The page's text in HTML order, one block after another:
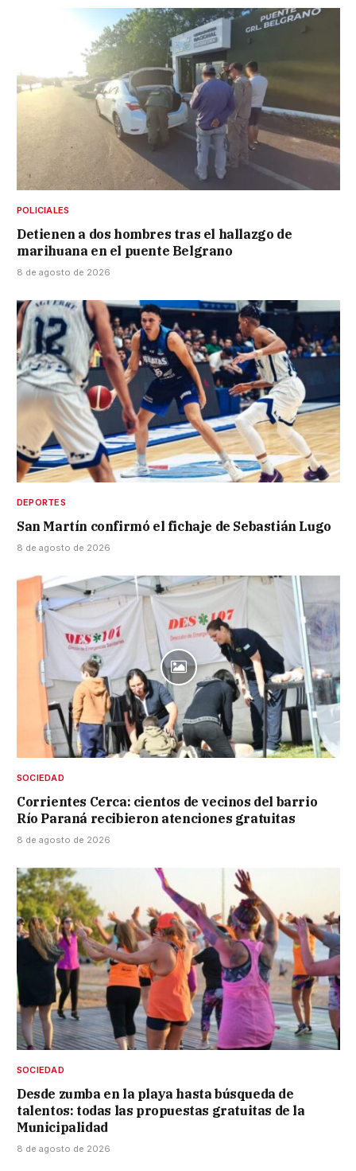
POLICIALES
Detienen a dos hombres tras el hallazgo de
marihuana en el puente Belgrano
8 de agosto de 2026
DEPORTES
San Martín confirmó el fichaje de Sebastián Lugo
8 de agosto de 2026
SOCIEDAD
Corrientes Cerca: cientos de vecinos del barrio
Río Paraná recibieron atenciones gratuitas
8 de agosto de 2026
SOCIEDAD
Desde zumba en la playa hasta búsqueda de
talentos: todas las propuestas gratuitas de la
Municipalidad
8 de agosto de 2026